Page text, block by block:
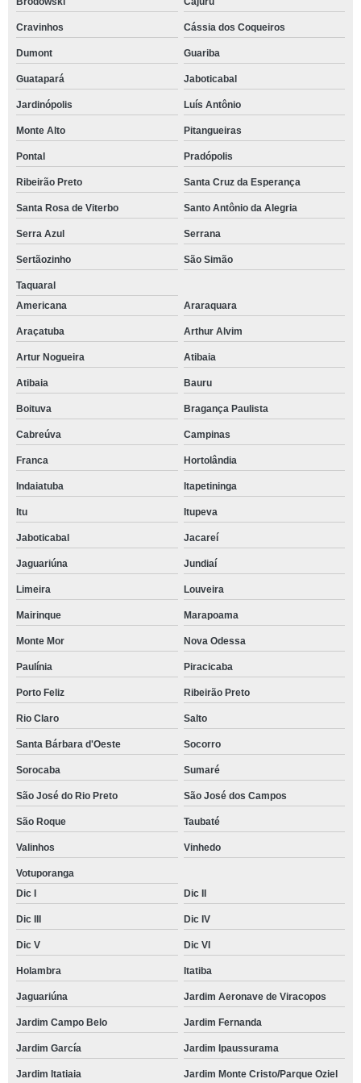
Cravinhos Cássia dos Coqueiros
Dumont Guariba
Guatapará Jaboticabal
Jardinópolis Luís Antônio
Monte Alto Pitangueiras
Pontal Pradópolis
Ribeirão Preto Santa Cruz da Esperança
Santa Rosa de Viterbo Santo Antônio da Alegria
Serra Azul Serrana
Sertãozinho São Simão
Taquaral
Americana
Araraquara
Araçatuba Arthur Alvim
Artur Nogueira Atibaia
Atibaia Bauru
Boituva Bragança Paulista
Cabreúva Campinas
Franca Hortolândia
Indaiatuba Itapetininga
Itu Itupeva
Jaboticabal Jacareí
Jaguariúna Jundiaí
Limeira Louveira
Mairinque Marapoama
Monte Mor Nova Odessa
Paulínia Piracicaba
Porto Feliz Ribeirão Preto
Rio Claro Salto
Santa Bárbara d'Oeste Socorro
Sorocaba Sumaré
São José do Rio Preto São José dos Campos
São Roque Taubaté
Valinhos Vinhedo
Votuporanga
Dic I
Dic II
Dic III Dic IV
Dic V Dic VI
Holambra Itatiba
Jaguariúna Jardim Aeronave de Viracopos
Jardim Campo Belo Jardim Fernanda
Jardim García Jardim Ipaussurama
Jardim Itatiaia Jardim Monte Cristo/Parque Oziel